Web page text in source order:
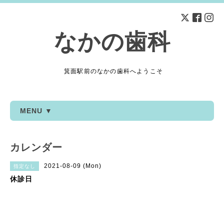
なかの歯科
箕面駅前のなかの歯科へようこそ
MENU ▼
カレンダー
指定なし 2021-08-09 (Mon)
休診日